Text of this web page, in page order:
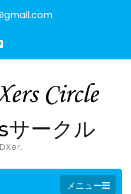
サークル
メニュー